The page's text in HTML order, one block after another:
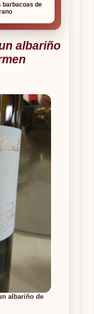
barbacoas de
albariño
albariño de